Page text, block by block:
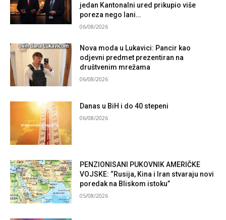
jedan Kantonalni ured prikupio više
poreza nego lani…
06/08/2026
Nova moda u Lukavici: Pancir kao
odjevni predmet prezentiran na
društvenim mrežama
06/08/2026
Danas u BiH i do 40 stepeni
06/08/2026
PENZIONISANI PUKOVNIK AMERIČKE
VOJSKE: “Rusija, Kina i Iran stvaraju novi
poredak na Bliskom istoku”
05/08/2026